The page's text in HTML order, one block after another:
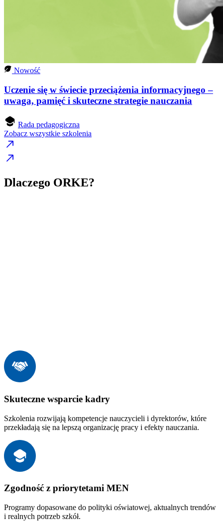
Nowość
Uczenie się w świecie przeciążenia informacyjnego –
uwaga, pamięć i skuteczne strategie nauczania
Rada pedagogiczna
Zobacz wszystkie szkolenia
Dlaczego ORKE?
Skuteczne wsparcie kadry
Szkolenia rozwijają kompetencje nauczycieli i dyrektorów, które
przekładają się na lepszą organizację pracy i efekty nauczania.
Zgodność z priorytetami MEN
Programy dopasowane do polityki oświatowej, aktualnych trendów
i realnych potrzeb szkół.